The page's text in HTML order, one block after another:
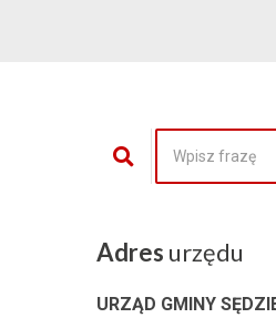
Adres urzędu
URZĄD GMINY